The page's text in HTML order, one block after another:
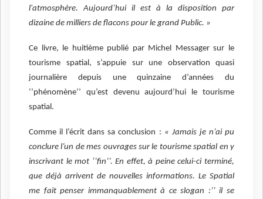
l'atmosphère. Aujourd’hui il est à la disposition par
dizaine de milliers de flacons pour le grand Public. »
Ce livre, le huitième publié par Michel Messager sur le
tourisme spatial, s’appuie sur une observation quasi
journalière depuis une quinzaine d’années du
‘’phénomène’’ qu’est devenu aujourd’hui le tourisme
spatial.
Comme il l’écrit dans sa conclusion : « Jamais je n’ai pu
conclure l’un de mes ouvrages sur le tourisme spatial en y
inscrivant le mot ‘’fin’’. En effet, à peine celui-ci terminé,
que déjà arrivent de nouvelles informations. Le Spatial
me fait penser immanquablement à ce slogan :’’ il se